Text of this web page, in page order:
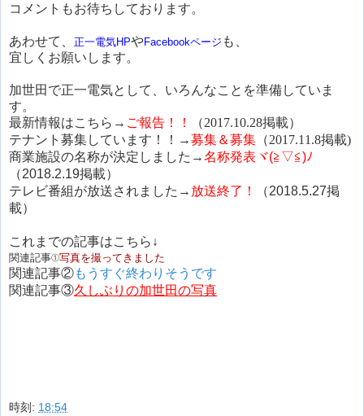
コメントもお待ちしております。
あわせて、 正一電気HPやFacebookページ も、
宜しくお願いします。
加世田で正一電気として、いろんなことを準備していま
す。
最新情報はこちら→ ご報告！！
（2017.10.28掲載）
テナント募集しています！！→募集＆募集 （2017.11.8掲載)
商業施設の名称が決定しました→名称発表ヾ(≧▽≦)ﾉ
（2018.2.19掲載）
テレビ番組が放送されました→ 放送終了！
（2018.5.27掲
載）
これまでの記事はこちら↓
関連記事①写真を撮ってきました
関連記事②もうすぐ終わりそうです
関連記事③久しぶりの加世田の写真
時刻: 18:54